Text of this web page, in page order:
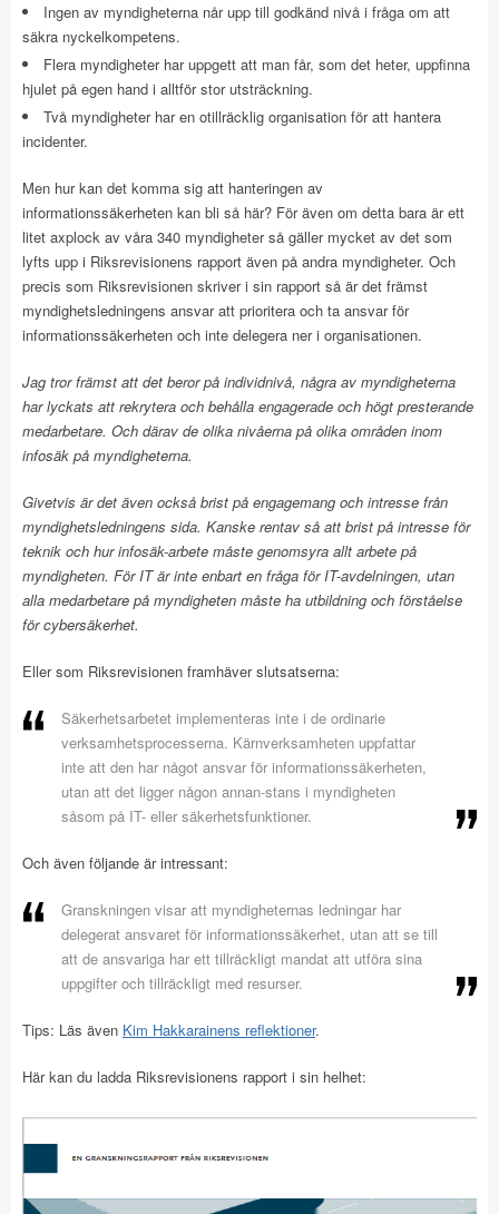
Ingen av myndigheterna når upp till godkänd nivå i fråga om att
säkra nyckelkompetens.
Flera myndigheter har uppgett att man får, som det heter, uppfinna
hjulet på egen hand i alltför stor utsträckning.
Två myndigheter har en otillräcklig organisation för att hantera
incidenter.
Men hur kan det komma sig att hanteringen av
informationssäkerheten kan bli så här? För även om detta bara är ett
litet axplock av våra 340 myndigheter så gäller mycket av det som
lyfts upp i Riksrevisionens rapport även på andra myndigheter. Och
precis som Riksrevisionen skriver i sin rapport så är det främst
myndighetsledningens ansvar att prioritera och ta ansvar för
informationssäkerheten och inte delegera ner i organisationen.
Jag tror främst att det beror på individnivå, några av myndigheterna
har lyckats att rekrytera och behålla engagerade och högt presterande
medarbetare. Och därav de olika nivåerna på olika områden inom
infosäk på myndigheterna.
Givetvis är det även också brist på engagemang och intresse från
myndighetsledningens sida. Kanske rentav så att brist på intresse för
teknik och hur infosäk-arbete måste genomsyra allt arbete på
myndigheten. För IT är inte enbart en fråga för IT-avdelningen, utan
alla medarbetare på myndigheten måste ha utbildning och förståelse
för cybersäkerhet.
Eller som Riksrevisionen framhäver slutsatserna:
Säkerhetsarbetet implementeras inte i de ordinarie
verksamhetsprocesserna. Kärnverksamheten uppfattar
inte att den har något ansvar för informationssäkerheten,
utan att det ligger någon annan-stans i myndigheten
såsom på IT- eller säkerhetsfunktioner.
Och även följande är intressant:
Granskningen visar att myndigheternas ledningar har
delegerat ansvaret för informationssäkerhet, utan att se till
att de ansvariga har ett tillräckligt mandat att utföra sina
uppgifter och tillräckligt med resurser.
Tips: Läs även Kim Hakkarainens reflektioner.
Här kan du ladda Riksrevisionens rapport i sin helhet: